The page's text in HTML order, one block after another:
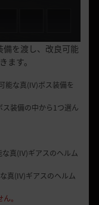
を渡し、改良可能
ます。
能な真(IV)ボス装備を
装備の中から1つ選ん
真(IV)ギアスのヘルム
真(IV)ギアスのヘルム
。